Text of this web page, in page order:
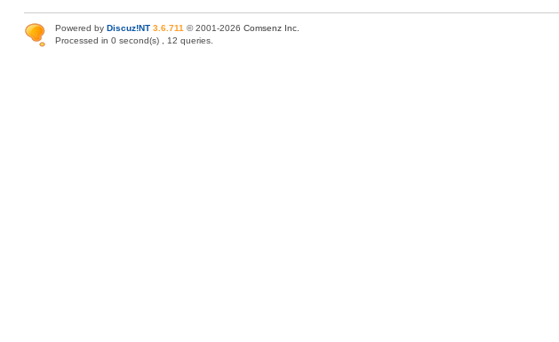
Powered by Discuz!NT 3.6.711 © 2001-2026 Comsenz Inc.
Processed in 0 second(s) , 12 queries.